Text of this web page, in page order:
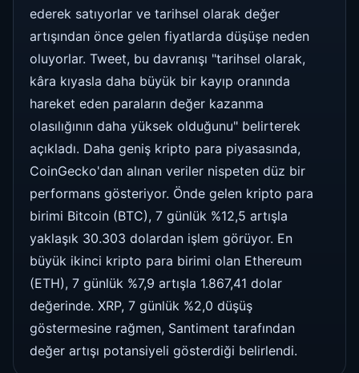
ederek satıyorlar ve tarihsel olarak değer
artışından önce gelen fiyatlarda düşüşe neden
oluyorlar. Tweet, bu davranışı "tarihsel olarak,
kâra kıyasla daha büyük bir kayıp oranında
hareket eden paraların değer kazanma
olasılığının daha yüksek olduğunu" belirterek
açıkladı. Daha geniş kripto para piyasasında,
CoinGecko'dan alınan veriler nispeten düz bir
performans gösteriyor. Önde gelen kripto para
birimi Bitcoin (BTC), 7 günlük %12,5 artışla
yaklaşık 30.303 dolardan işlem görüyor. En
büyük ikinci kripto para birimi olan Ethereum
(ETH), 7 günlük %7,9 artışla 1.867,41 dolar
değerinde. XRP, 7 günlük %2,0 düşüş
göstermesine rağmen, Santiment tarafından
değer artışı potansiyeli gösterdiği belirlendi.